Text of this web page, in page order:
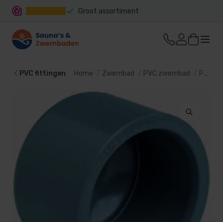
Groot assortiment
PVC fittingen Home Zwembad PVC zwembad PVC fittingen